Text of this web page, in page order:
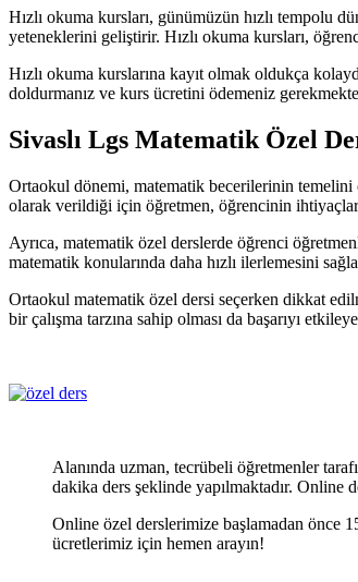
Hızlı okuma kursları, günümüzün hızlı tempolu
yeteneklerini geliştirir. Hızlı okuma kursları,
Hızlı okuma kurslarına kayıt olmak oldukça
doldurmanız ve kurs ücretini ödemeniz
Sivaslı Lgs Matematik Özel
Ortaokul dönemi, matematik becerilerinin temelini
olarak verildiği için öğretmen, öğrencinin
Ayrıca, matematik özel derslerde öğrenci
matematik konularında daha hızlı ilerlemesini
Ortaokul matematik özel dersi seçerken dikkat
bir çalışma tarzına sahip olması da başarıyı
Alanında uzman, tecrübeli öğretmenler
dakika ders şeklinde yapılmaktadır. Online
Online özel derslerimize başlamadan önce
ücretlerimiz için hemen arayın!